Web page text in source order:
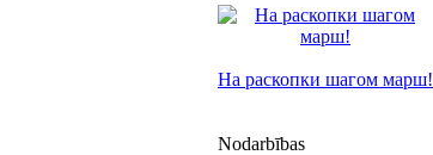
На раскопки шагом марш!
Nodarbības